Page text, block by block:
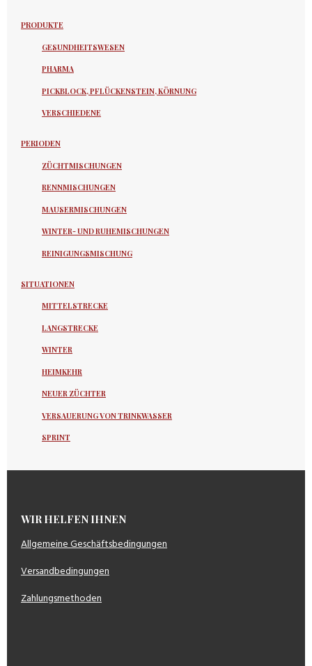
PRODUKTE
GESUNDHEITSWESEN
PHARMA
PICKBLOCK, PFLÜCKENSTEIN, KÖRNUNG
VERSCHIEDENE
PERIODEN
ZÜCHTMISCHUNGEN
RENNMISCHUNGEN
MAUSERMISCHUNGEN
WINTER- UND RUHEMISCHUNGEN
REINIGUNGSMISCHUNG
SITUATIONEN
MITTELSTRECKE
LANGSTRECKE
WINTER
HEIMKEHR
NEUER ZÜCHTER
VERSAUERUNG VON TRINKWASSER
SPRINT
WIR HELFEN IHNEN
Allgemeine Geschäftsbedingungen
Versandbedingungen
Zahlungsmethoden